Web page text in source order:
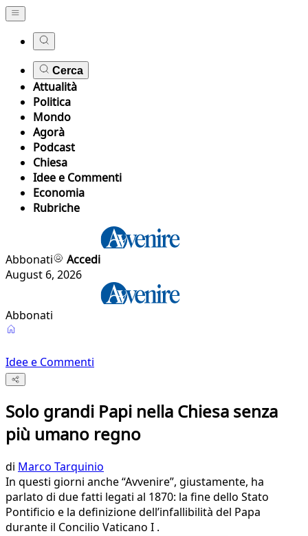
Cerca
Attualità
Politica
Mondo
Agorà
Podcast
Chiesa
Idee e Commenti
Economia
Rubriche
Abbonati
Accedi
August 6, 2026
Abbonati
Idee e Commenti
Solo grandi Papi nella Chiesa senza
più umano regno
di Marco Tarquinio
In questi giorni anche “Avvenire”, giustamente, ha
parlato di due fatti legati al 1870: la fine dello Stato
Pontificio e la definizione dell’infallibilità del Papa
durante il Concilio Vaticano I .